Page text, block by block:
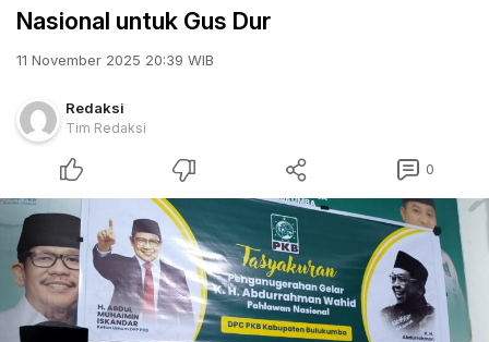
Nasional untuk Gus Dur
11 November 2025 20:39 WIB
Redaksi
Tim Redaksi
0